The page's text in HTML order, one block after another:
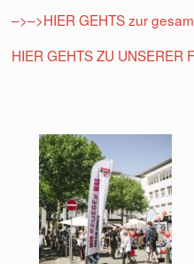
–>–>HIER GEHTS zur
HIER GEHTS ZU UNSERER